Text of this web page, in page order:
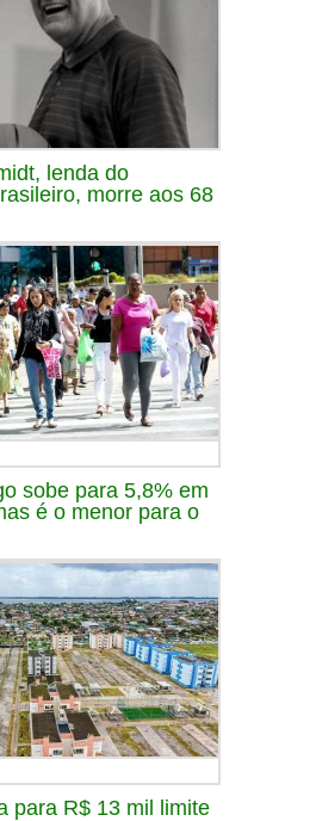
lenda do
morre aos 68
sobe para 5,8% em
é o menor para o
para R$ 13 mil limite